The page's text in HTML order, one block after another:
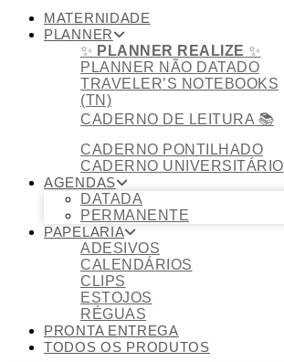
MATERNIDADE
PLANNER
✨ PLANNER REALIZE ✨
PLANNER NÃO DATADO
TRAVELER’S NOTEBOOKS
(TN)
CADERNO DE LEITURA 📚
CADERNO PONTILHADO
CADERNO UNIVERSITÁRIO
AGENDAS
DATADA
PERMANENTE
PAPELARIA
ADESIVOS
CALENDÁRIOS
CLIPS
ESTOJOS
RÉGUAS
PRONTA ENTREGA
TODOS OS PRODUTOS